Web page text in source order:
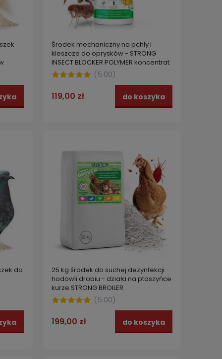
Środek mechaniczny na pchły i
kleszcze do oprysków - STRONG
INSECT BLOCKER POLYMER koncentrat
250 ml
(5.00)
119,00 zł do koszyka
do
25 kg środek do suchej dezynfekcji
hodowli drobiu - działa na ptaszyńce
kurze STRONG BROILER
(5.00)
199,00 zł do koszyka